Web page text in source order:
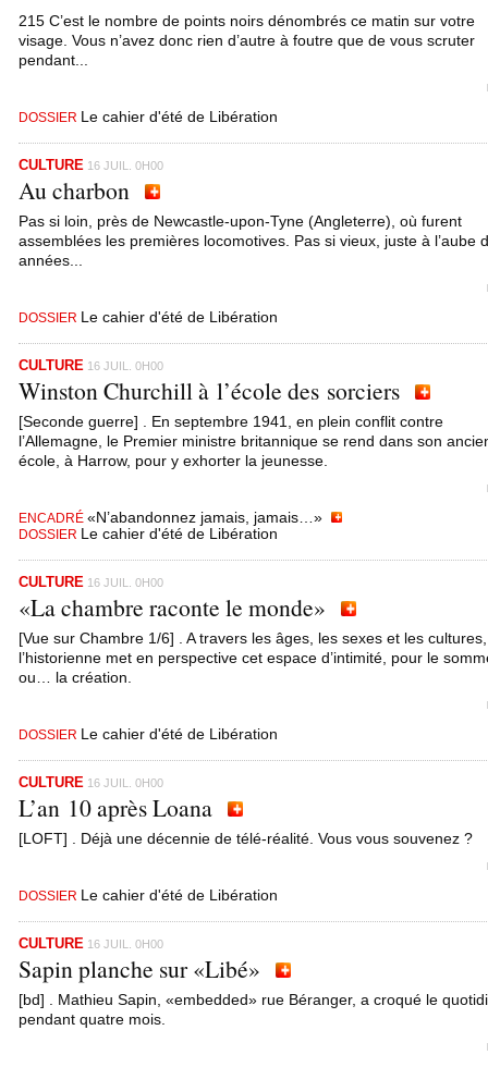
215 C’est le nombre de points noirs dénombrés ce matin sur votre
visage. Vous n’avez donc rien d’autre à foutre que de vous scruter
pendant...
DOSSIER Le cahier d'été de Libération
CULTURE 16 JUIL. 0H00
Au charbon
Pas si loin, près de Newcastle-upon-Tyne (Angleterre), où furent
assemblées les premières locomotives. Pas si vieux, juste à l’aube
années...
DOSSIER Le cahier d'été de Libération
CULTURE 16 JUIL. 0H00
Winston Churchill à l’école des sorciers
[Seconde guerre] . En septembre 1941, en plein conflit contre
l’Allemagne, le Premier ministre britannique se rend dans son
école, à Harrow, pour y exhorter la jeunesse.
ENCADRÉ «N’abandonnez jamais, jamais…»
DOSSIER Le cahier d'été de Libération
CULTURE 16 JUIL. 0H00
«La chambre raconte le monde»
[Vue sur Chambre 1/6] . A travers les âges, les sexes et les cultures,
l’historienne met en perspective cet espace d’intimité, pour le
ou… la création.
DOSSIER Le cahier d'été de Libération
CULTURE 16 JUIL. 0H00
L’an 10 après Loana
[LOFT] . Déjà une décennie de télé-réalité. Vous vous souvenez ?
DOSSIER Le cahier d'été de Libération
CULTURE 16 JUIL. 0H00
Sapin planche sur «Libé»
[bd] . Mathieu Sapin, «embedded» rue Béranger, a croqué le
pendant quatre mois.